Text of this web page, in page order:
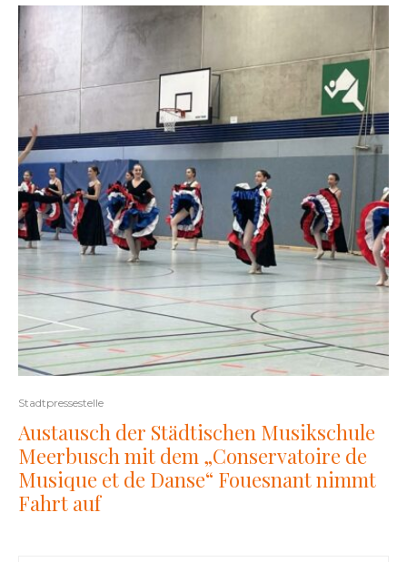
Stadtpressestelle
Austausch der Städtischen Musikschule
Meerbusch mit dem „Conservatoire de
Musique et de Danse“ Fouesnant nimmt
Fahrt auf